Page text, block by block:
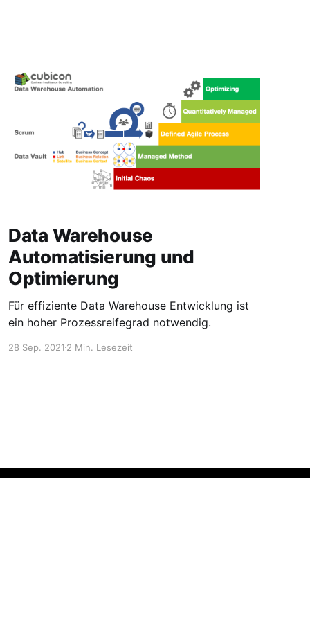
Data Warehouse
Automatisierung und
Optimierung
Für effiziente Data Warehouse Entwicklung ist
ein hoher Prozessreifegrad notwendig.
28 Sep. 20212 Min. Lesezeit